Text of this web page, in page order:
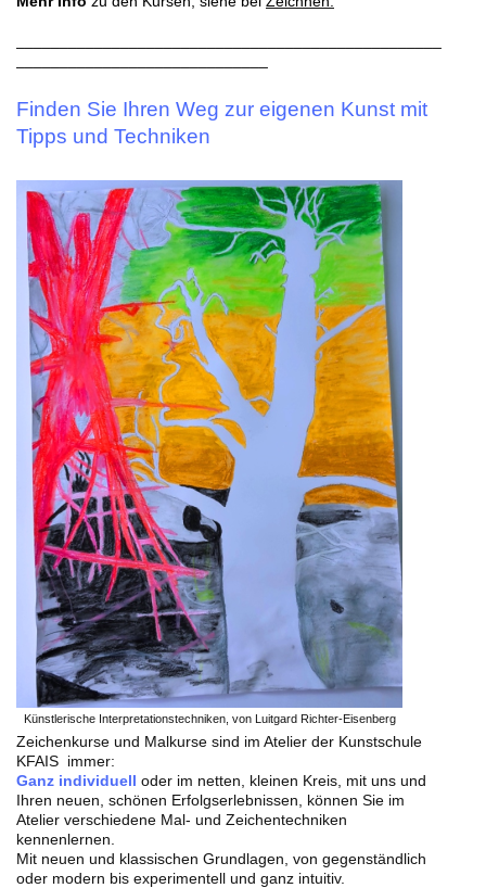
Finden Sie Ihren Weg zur eigenen Kunst mit
Tipps und Techniken
Künstlerische Interpretationstechniken, von Luitgard Richter-Eisenberg
Zeichenkurse und Malkurse sind im Atelier der Kunstschule
KFAIS immer:
Ganz individuell oder im netten, kleinen Kreis, mit uns und
Ihren neuen, schönen Erfolgserlebnissen, können Sie im
Atelier verschiedene Mal- und Zeichentechniken
kennenlernen.
Mit neuen und klassischen Grundlagen, von gegenständlich
oder modern bis experimentell und ganz intuitiv.